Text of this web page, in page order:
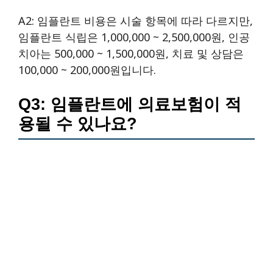
A2: 임플란트 비용은 시술 항목에 따라 다르지만,
임플란트 식립은 1,000,000 ~ 2,500,000원, 인공
치아는 500,000 ~ 1,500,000원, 치료 및 상담은
100,000 ~ 200,000원입니다.
Q3: 임플란트에 의료보험이 적
용될 수 있나요?